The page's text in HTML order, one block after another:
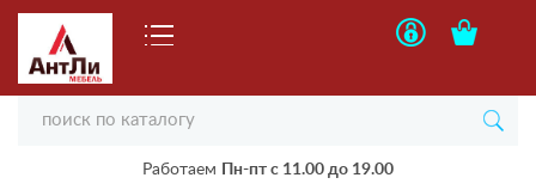
Работаем Пн-пт с 11.00 до 19.00